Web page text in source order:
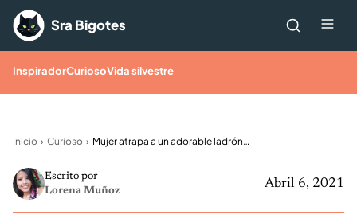
Saltar al contenido
Sra Bigotes
InspiradorCuriosoVida silvestre
Inicio Curioso Mujer atrapa a un adorable ladrón ayudándose a sí mismo con su entrega de comestibles
Abril 6, 2021
Escrito por
Lorena Muñoz